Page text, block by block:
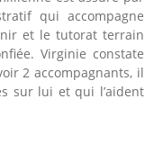
qui accompagne
et le tutorat terrain
Virginie constate
2 accompagnants, il
sur lui et qui l’aident